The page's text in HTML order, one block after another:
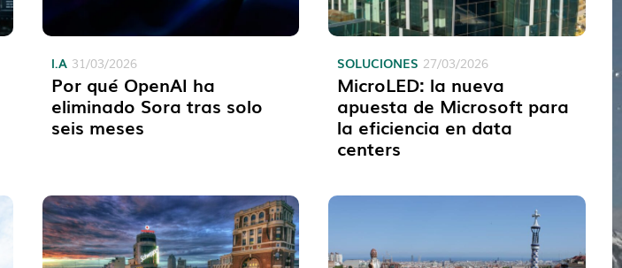
Por qué OpenAI ha
eliminado Sora tras solo
seis meses
I.A 31/03/2026
MicroLED: la nueva
apuesta de Microsoft para
la eficiencia en data
centers
SOLUCIONES 27/03/2026